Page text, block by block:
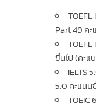
Part 49 ค
ขึ้นไป (คะแ
IELTS
5.0 คะแนน
TOEIC